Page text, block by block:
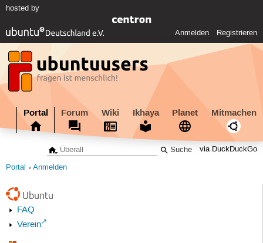
hosted by
Anmelden Registrieren
Portal Forum Wiki Ikhaya Planet Mitmachen
via DuckDuckGo
Portal Anmelden
Ubuntu
FAQ
Verein